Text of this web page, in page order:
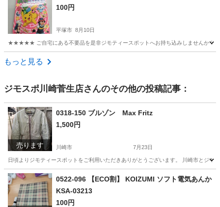
100円
平塚市 8月10日
★★★★★ ご自宅にある不要品を是非ジモティースポットへお持ち込みしませんか？
神奈川 平塚市
もっと見る
ジモスポ川崎菅生店さんのその他の投稿記事：
売ります
0318-150 ブルゾン Max Fritz
1,500円
川崎市 7月23日
日頃よりジモティースポットをご利用いただきありがとうございます。 川崎市とジ
神奈川 川崎市 服/ファッション リユース
0522-096 【ECO割】 KOIZUMI ソフト電気あんか
KSA-03213
100円